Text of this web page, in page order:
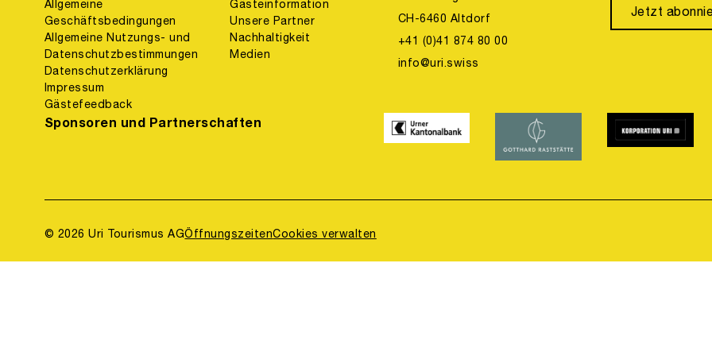
Allgemeine
Geschäftsbedingungen
Allgemeine Nutzungs- und
Datenschutzbestimmungen
Datenschutzerklärung
Impressum
Gästefeedback
Gästeinformation
Unsere Partner
Nachhaltigkeit
Medien
CH-6460 Altdorf
+41 (0)41 874 80 00
info@uri.swiss
Jetzt
Sponsoren und Partnerschaften
© 2026 Uri Tourismus AGÖffnungszeitenCookies verwalten